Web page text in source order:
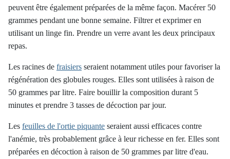
peuvent être également préparées de la même façon. Macérer 50
grammes pendant une bonne semaine. Filtrer et exprimer en
utilisant un linge fin. Prendre un verre avant les deux principaux
repas.
Les racines de fraisiers seraient notamment utiles pour favoriser la
régénération des globules rouges. Elles sont utilisées à raison de
50 grammes par litre. Faire bouillir la composition durant 5
minutes et prendre 3 tasses de décoction par jour.
Les feuilles de l'ortie piquante seraient aussi efficaces contre
l'anémie, très probablement grâce à leur richesse en fer. Elles sont
préparées en décoction à raison de 50 grammes par litre d'eau.